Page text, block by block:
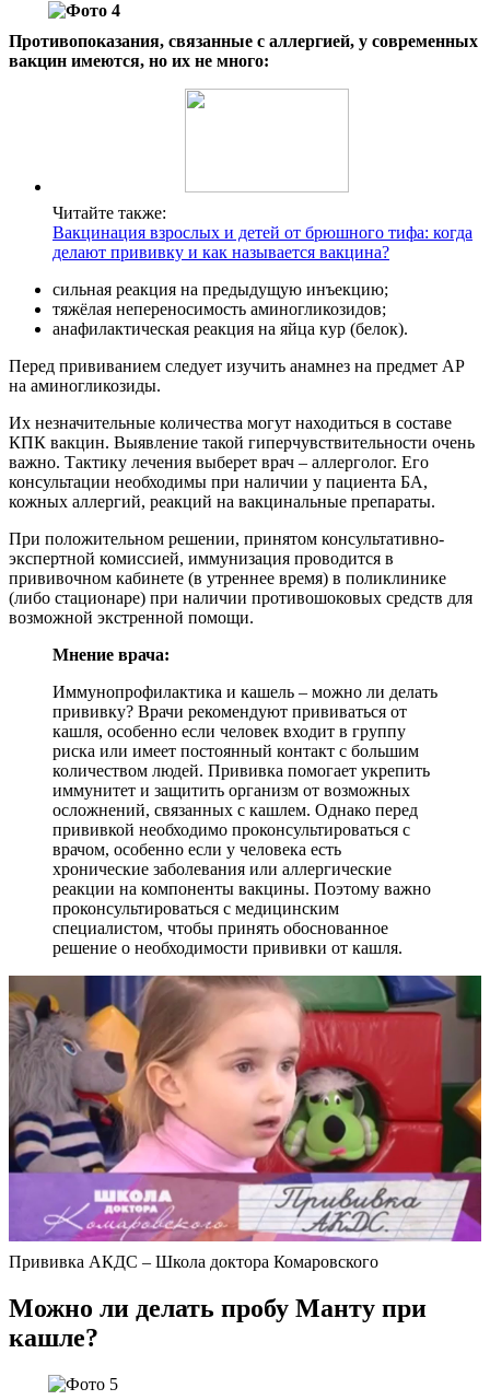
Противопоказания, связанные с аллергией, у современных
вакцин имеются, но их не много:
Читайте также:
Вакцинация взрослых и детей от брюшного тифа: когда
делают прививку и как называется вакцина?
сильная реакция на предыдущую инъекцию;
тяжёлая непереносимость аминогликозидов;
анафилактическая реакция на яйца кур (белок).
Перед прививанием следует изучить анамнез на предмет АР
на аминогликозиды.
Их незначительные количества могут находиться в составе
КПК вакцин. Выявление такой гиперчувствительности очень
важно. Тактику лечения выберет врач – аллерголог. Его
консультации необходимы при наличии у пациента БА,
кожных аллергий, реакций на вакцинальные препараты.
При положительном решении, принятом консультативно-
экспертной комиссией, иммунизация проводится в
прививочном кабинете (в утреннее время) в поликлинике
(либо стационаре) при наличии противошоковых средств для
возможной экстренной помощи.
Мнение врача:
Иммунопрофилактика и кашель – можно ли делать
прививку? Врачи рекомендуют прививаться от
кашля, особенно если человек входит в группу
риска или имеет постоянный контакт с большим
количеством людей. Прививка помогает укрепить
иммунитет и защитить организм от возможных
осложнений, связанных с кашлем. Однако перед
прививкой необходимо проконсультироваться с
врачом, особенно если у человека есть
хронические заболевания или аллергические
реакции на компоненты вакцины. Поэтому важно
проконсультироваться с медицинским
специалистом, чтобы принять обоснованное
решение о необходимости прививки от кашля.
Прививка АКДС – Школа доктора Комаровского
Можно ли делать пробу Манту при
кашле?